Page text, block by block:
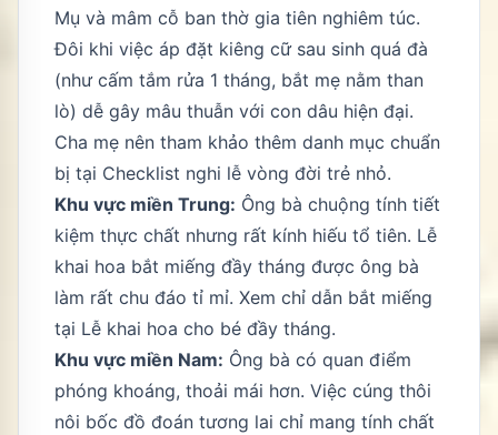
Mụ và mâm cỗ ban thờ gia tiên nghiêm túc.
Đôi khi việc áp đặt kiêng cữ sau sinh quá đà
(như cấm tắm rửa 1 tháng, bắt mẹ nằm than
lò) dễ gây mâu thuẫn với con dâu hiện đại.
Cha mẹ nên tham khảo thêm danh mục chuẩn
bị tại Checklist nghi lễ vòng đời trẻ nhỏ.
Khu vực miền Trung: Ông bà chuộng tính tiết
kiệm thực chất nhưng rất kính hiếu tổ tiên. Lễ
khai hoa bắt miếng đầy tháng được ông bà
làm rất chu đáo tỉ mỉ. Xem chỉ dẫn bắt miếng
tại Lễ khai hoa cho bé đầy tháng.
Khu vực miền Nam: Ông bà có quan điểm
phóng khoáng, thoải mái hơn. Việc cúng thôi
nôi bốc đồ đoán tương lai chỉ mang tính chất